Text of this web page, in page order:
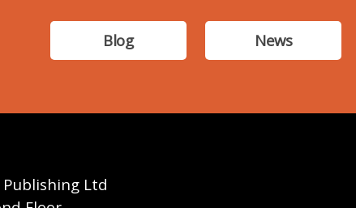
Blog News
Ltd